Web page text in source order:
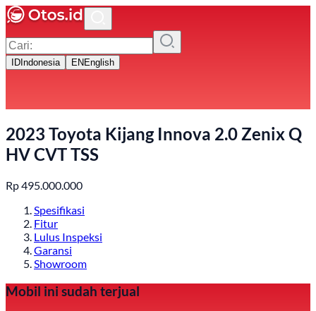
ID Indonesia EN English
2023 Toyota Kijang Innova 2.0 Zenix Q
HV CVT TSS
Rp495.000.000
Spesifikasi
Fitur
Lulus Inspeksi
Garansi
Showroom
Mobil ini sudah terjual